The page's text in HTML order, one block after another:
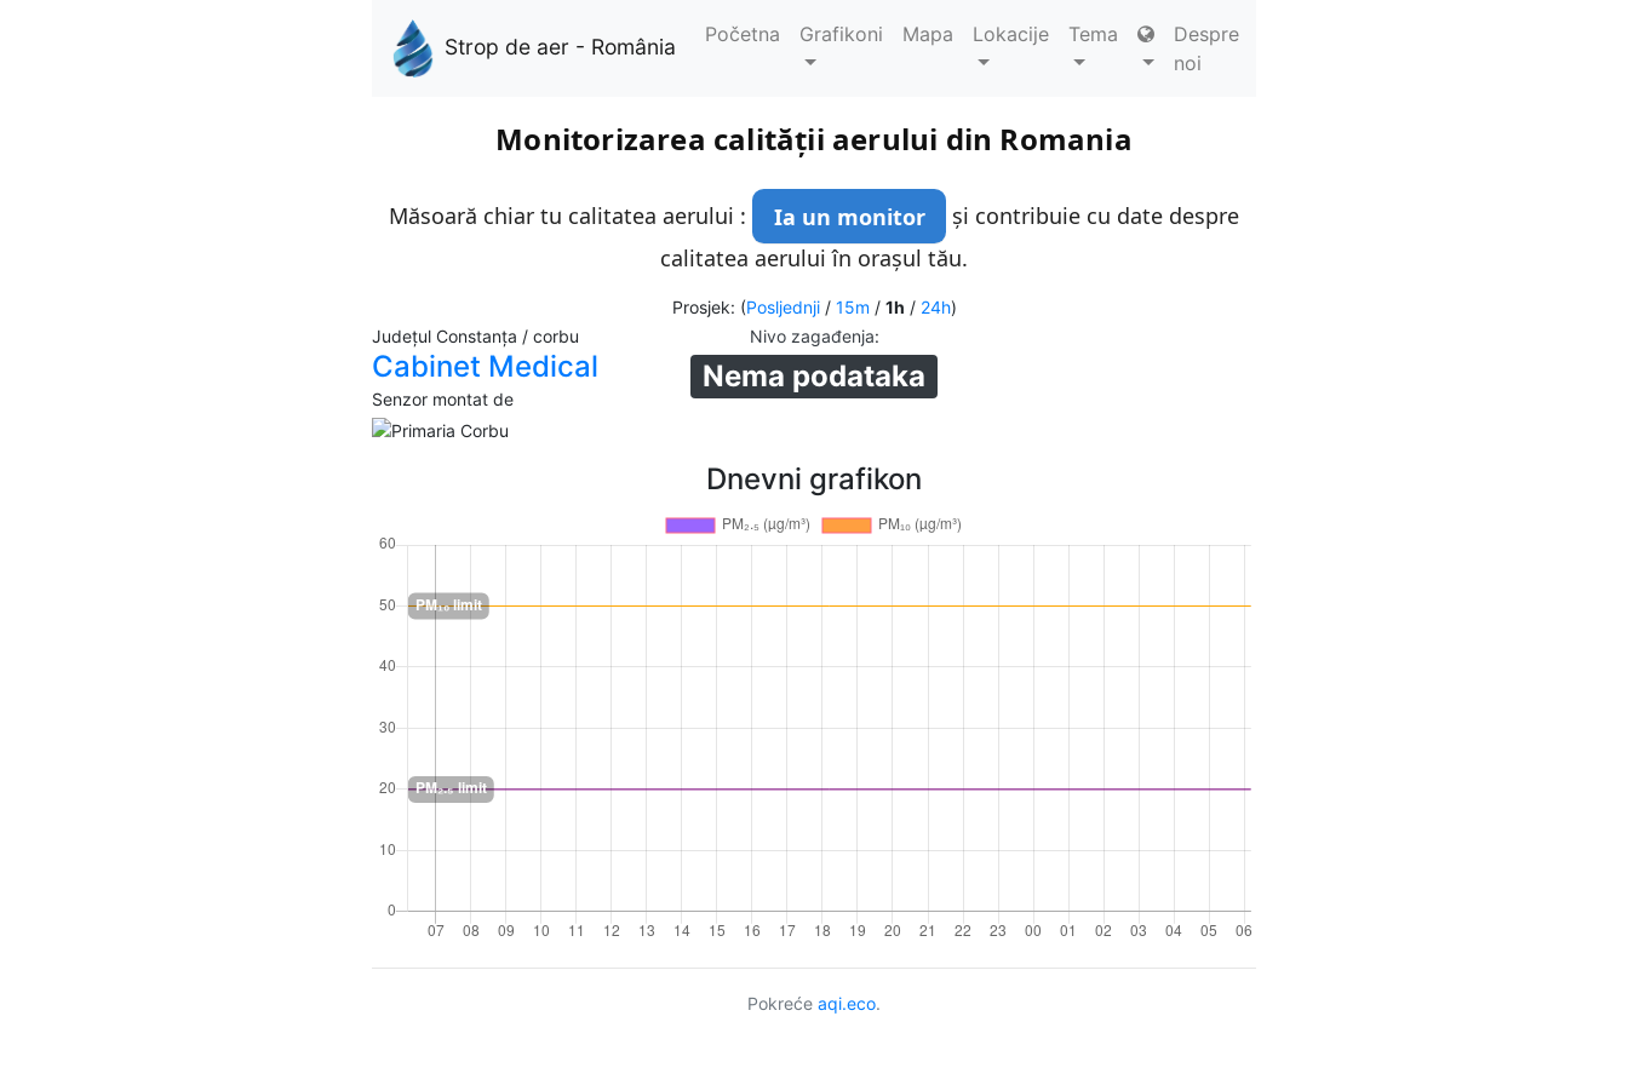
Strop de aer - România Početna Grafikoni Mapa Lokacije Tema
Despre
noi
Monitorizarea calității aerului din Romania
Măsoară chiar tu calitatea aerului : Ia un monitor
și contribuie cu date despre
calitatea aerului în orașul tău.
Prosjek: (Posljednji/ 15m / 1h / 24h)
Județul Constanța / corbu
Cabinet Medical
Senzor montat de
Nivo zagađenja:
Nema podataka
Dnevni grafikon
Pokreće aqi.eco.